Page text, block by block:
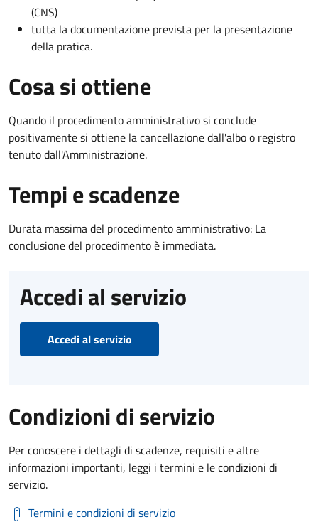
(CNS)
tutta la documentazione prevista per la presentazione
della pratica.
Cosa si ottiene
Quando il procedimento amministrativo si conclude
positivamente si ottiene la cancellazione dall'albo o registro
tenuto dall'Amministrazione.
Tempi e scadenze
Durata massima del procedimento amministrativo: La
conclusione del procedimento è immediata.
Accedi al servizio
Accedi al servizio
Condizioni di servizio
Per conoscere i dettagli di scadenze, requisiti e altre
informazioni importanti, leggi i termini e le condizioni di
servizio.
Termini e condizioni di servizio